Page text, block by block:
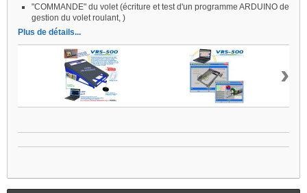
"COMMANDE" du volet (écriture et test d'un programme ARDUINO de
gestion du volet roulant, )
Plus de détails...
›